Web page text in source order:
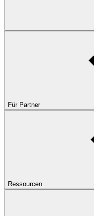
Für Partner
Ressourcen